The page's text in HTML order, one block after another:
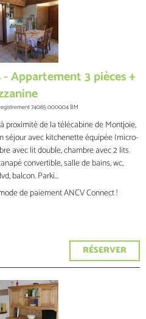
- Appartement 3 pièces +
74085 000004 BM
proximité de la télécabine de Montjoie,
séjour avec kitchenette équipée (micro-
avec lit double, chambre avec 2 lits
convertible, salle de bains, wc,
balcon. Parki...
de paiement ANCV Connect !
RÉSERVER